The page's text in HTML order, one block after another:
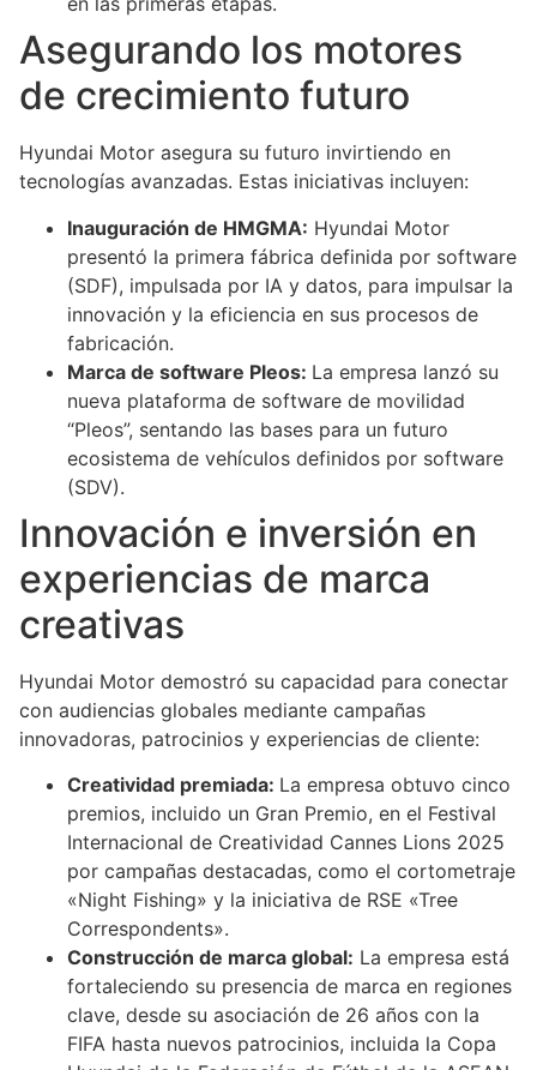
Asegurando los motores
de crecimiento futuro
Hyundai Motor asegura su futuro invirtiendo en
tecnologías avanzadas. Estas iniciativas incluyen:
Inauguración de HMGMA: Hyundai Motor
presentó la primera fábrica definida por software
(SDF), impulsada por IA y datos, para impulsar la
innovación y la eficiencia en sus procesos de
fabricación.
Marca de software Pleos: La empresa lanzó su
nueva plataforma de software de movilidad
“Pleos”, sentando las bases para un futuro
ecosistema de vehículos definidos por software
(SDV).
Innovación e inversión en
experiencias de marca
creativas
Hyundai Motor demostró su capacidad para conectar
con audiencias globales mediante campañas
innovadoras, patrocinios y experiencias de cliente:
Creatividad premiada: La empresa obtuvo cinco
premios, incluido un Gran Premio, en el Festival
Internacional de Creatividad Cannes Lions 2025
por campañas destacadas, como el cortometraje
«Night Fishing» y la iniciativa de RSE «Tree
Correspondents».
Construcción de marca global: La empresa está
fortaleciendo su presencia de marca en regiones
clave, desde su asociación de 26 años con la
FIFA hasta nuevos patrocinios, incluida la Copa